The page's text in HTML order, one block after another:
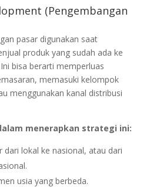
(Pengembangan
pasar digunakan saat
produk yang sudah ada ke
bisa berarti memperluas
memasuki kelompok
menggunakan kanal distribusi
menerapkan strategi ini:
dari lokal ke nasional, atau dari
usia yang berbeda.